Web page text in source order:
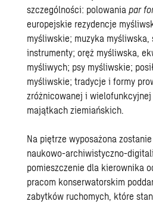
szczególności: polowaniapar
europejskie rezydencje
myśliwskie; muzyka myśliwska,
instrumenty; oręż myśliwska,
myśliwych; psy myśliwskie;
myśliwskie; tradycje i formy
zróżnicowanej i
majątkach ziemiańskich.
Na piętrze wyposażona
naukowo-archiwistyczno-
pomieszczenie dla kierownika
pracom konserwatorskim
zabytków ruchomych, które